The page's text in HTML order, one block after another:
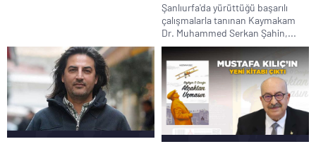
Şanlıurfa'da yürüttüğü başarılı
çalışmalarla tanınan Kaymakam
Dr. Muhammed Serkan Şahin,...